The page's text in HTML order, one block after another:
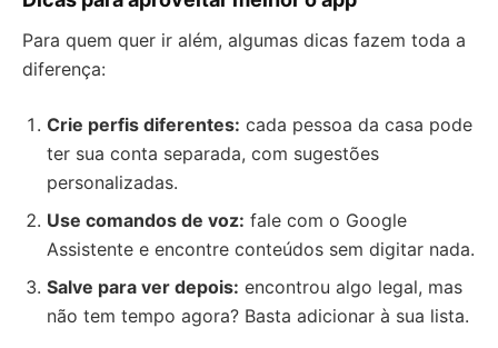
Para quem quer ir além, algumas dicas fazem toda a
diferença:
Crie perfis diferentes: cada pessoa da casa pode
ter sua conta separada, com sugestões
personalizadas.
Use comandos de voz: fale com o Google
Assistente e encontre conteúdos sem digitar nada.
Salve para ver depois: encontrou algo legal, mas
não tem tempo agora? Basta adicionar à sua lista.